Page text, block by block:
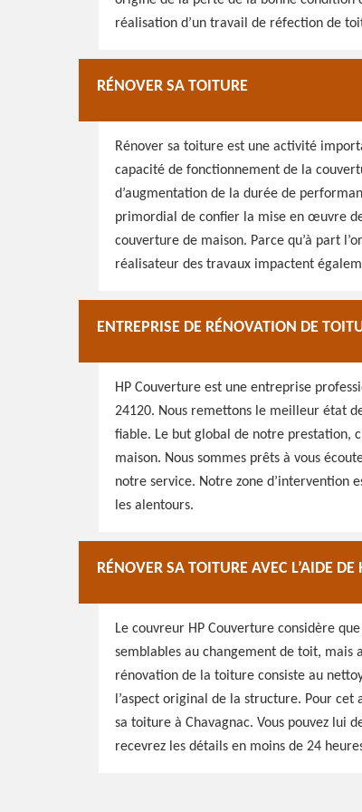
réalisation d’un travail de réfection de
RÉNOVER SA TOITURE
Rénover sa toiture est une activité
capacité de fonctionnement de la
d’augmentation de la durée de
primordial de confier la mise en œuvre
couverture de maison. Parce qu’à part
réalisateur des travaux impactent
ENTREPRISE DE RÉNOVATION DE
HP Couverture est une entreprise
24120. Nous remettons le meilleur état
fiable. Le but global de notre prestation,
maison. Nous sommes prêts à vous
notre service. Notre zone d’intervention
les alentours.
RÉNOVER SA TOITURE AVEC L’AIDE
Le couvreur HP Couverture considère
semblables au changement de toit, mais
rénovation de la toiture consiste au
l’aspect original de la structure. Pour
sa toiture à Chavagnac. Vous pouvez lui
recevrez les détails en moins de 24